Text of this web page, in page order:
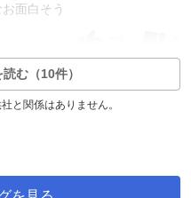
面白そう
む（10件）
と関係はありません。